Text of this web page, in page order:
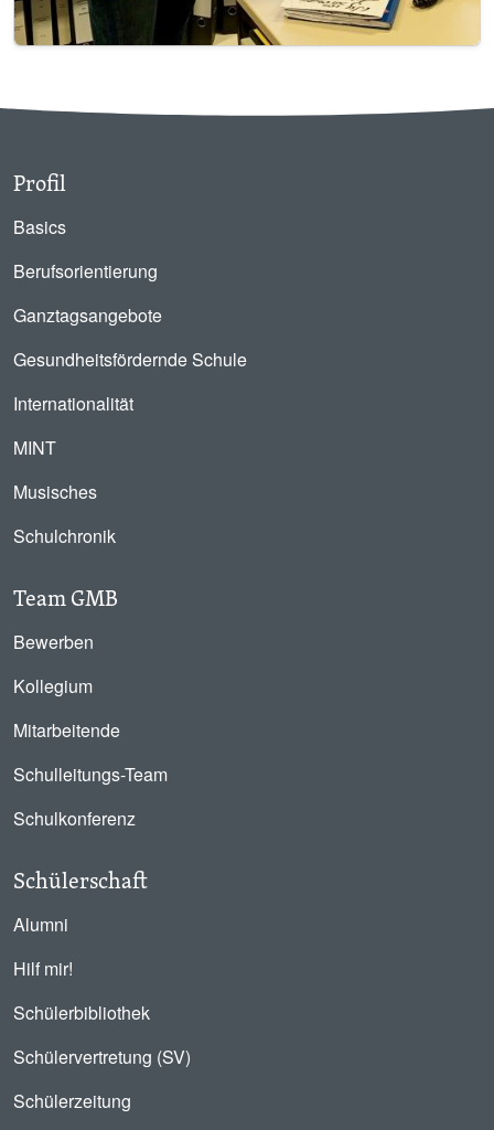
Profil
Basics
Berufsorientierung
Ganztagsangebote
Gesundheitsfördernde Schule
Internationalität
MINT
Musisches
Schulchronik
Team GMB
Bewerben
Kollegium
Mitarbeitende
Schulleitungs-Team
Schulkonferenz
Schülerschaft
Alumni
Hilf mir!
Schülerbibliothek
Schülervertretung (SV)
Schülerzeitung